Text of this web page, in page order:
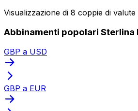
Visualizzazione di 8 coppie di
Abbinamenti popolari Sterlina
GBP a USD
GBP a EUR